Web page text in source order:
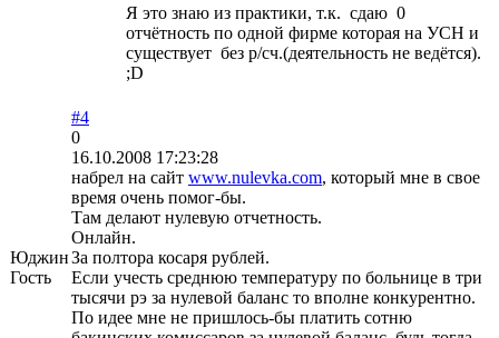
Я это знаю из практики, т.к. сдаю 0
отчётность по одной фирме которая на УСН и
существует без р/сч.(деятельность не ведётся).
;D
Юджин
Гость
#4
0
16.10.2008 17:23:28
набрел на сайт www.nulevka.com, который мне в свое
время очень помог-бы.
Там делают нулевую отчетность.
Онлайн.
За полтора косаря рублей.
Если учесть среднюю температуру по больнице в три
тысячи рэ за нулевой баланс то вполне конкурентно.
По идее мне не пришлось-бы платить сотню